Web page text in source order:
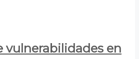
vulnerabilidades en